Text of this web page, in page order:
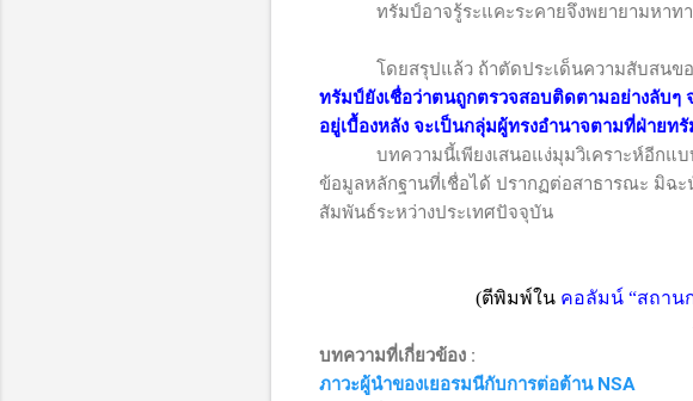
ทรัมป์อาจรู้ระแคะระคายจึงพยายามหาท
โดยสรุปแล้ว ถ้าตัดประเด็นความสับสนของป
ทรัมป์ยังเชื่อว่าตนถูกตรวจสอบติดตามอย่างลับ
อยู่เบื้องหลัง จะเป็นกลุ่มผู้ทรงอำนาจตามที่ฝ่ายท
บทความนี้เพียงเสนอแง่มุมวิเคราะห์อีกแบบ
ข้อมูลหลักฐานที่เชื่อได้ ปรากฏต่อสาธารณะ มิฉะ
สัมพันธ์ระหว่างประเทศปัจจุบัน
(ตีพิมพ์ใน คอลัมน์ “สถาน
บทความที่เกี่ยวข้อง :
ภาวะผู้นำของเยอรมนีกับการต่อต้าน NSA